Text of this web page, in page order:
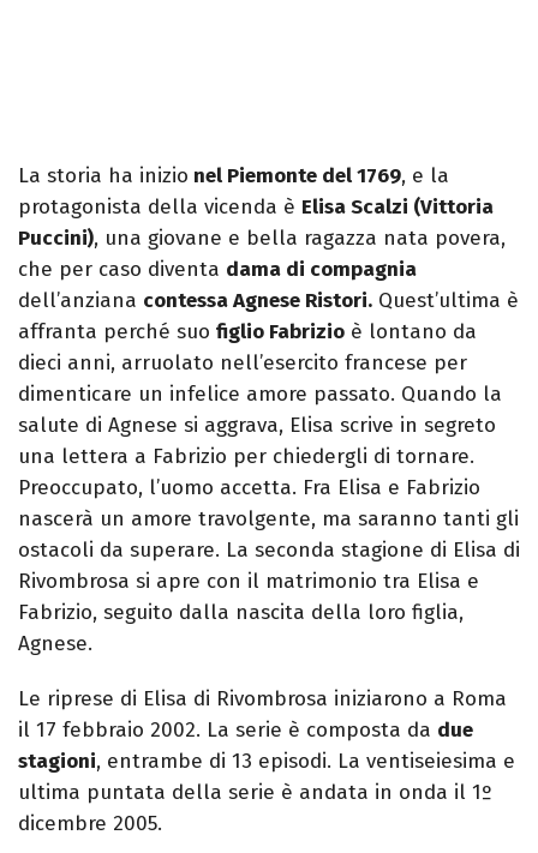
La storia ha inizio nel Piemonte del 1769, e la
protagonista della vicenda è Elisa Scalzi (Vittoria
Puccini), una giovane e bella ragazza nata povera,
che per caso diventa dama di compagnia
dell’anziana contessa Agnese Ristori. Quest’ultima è
affranta perché suo figlio Fabrizio è lontano da
dieci anni, arruolato nell’esercito francese per
dimenticare un infelice amore passato. Quando la
salute di Agnese si aggrava, Elisa scrive in segreto
una lettera a Fabrizio per chiedergli di tornare.
Preoccupato, l’uomo accetta. Fra Elisa e Fabrizio
nascerà un amore travolgente, ma saranno tanti gli
ostacoli da superare. La seconda stagione di Elisa di
Rivombrosa si apre con il matrimonio tra Elisa e
Fabrizio, seguito dalla nascita della loro figlia,
Agnese.
Le riprese di Elisa di Rivombrosa iniziarono a Roma
il 17 febbraio 2002. La serie è composta da due
stagioni, entrambe di 13 episodi. La ventiseiesima e
ultima puntata della serie è andata in onda il 1º
dicembre 2005.